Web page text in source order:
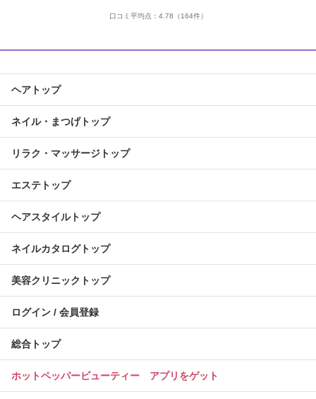
口コミ平均点： 4.78 （164件）
ヘアトップ
ネイル・まつげトップ
リラク・マッサージトップ
エステトップ
ヘアスタイルトップ
ネイルカタログトップ
美容クリニックトップ
ログイン / 会員登録
総合トップ
ホットペッパービューティー アプリをゲット